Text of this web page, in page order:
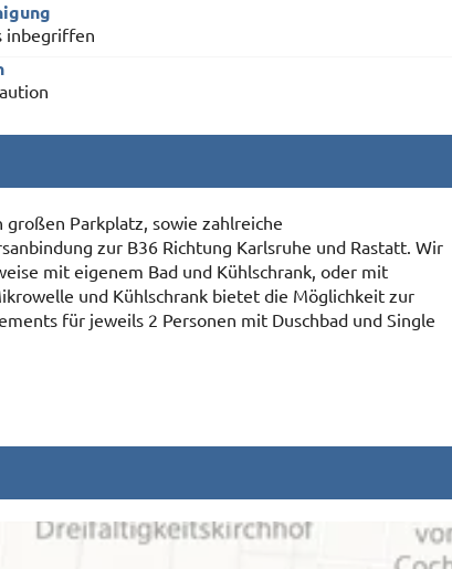
inbegriffen
Parkplatz, sowie zahlreiche
zur B36 Richtung Karlsruhe und Rastatt. Wir
mit eigenem Bad und Kühlschrank, oder mit
und Kühlschrank bietet die Möglichkeit zur
für jeweils 2 Personen mit Duschbad und Single